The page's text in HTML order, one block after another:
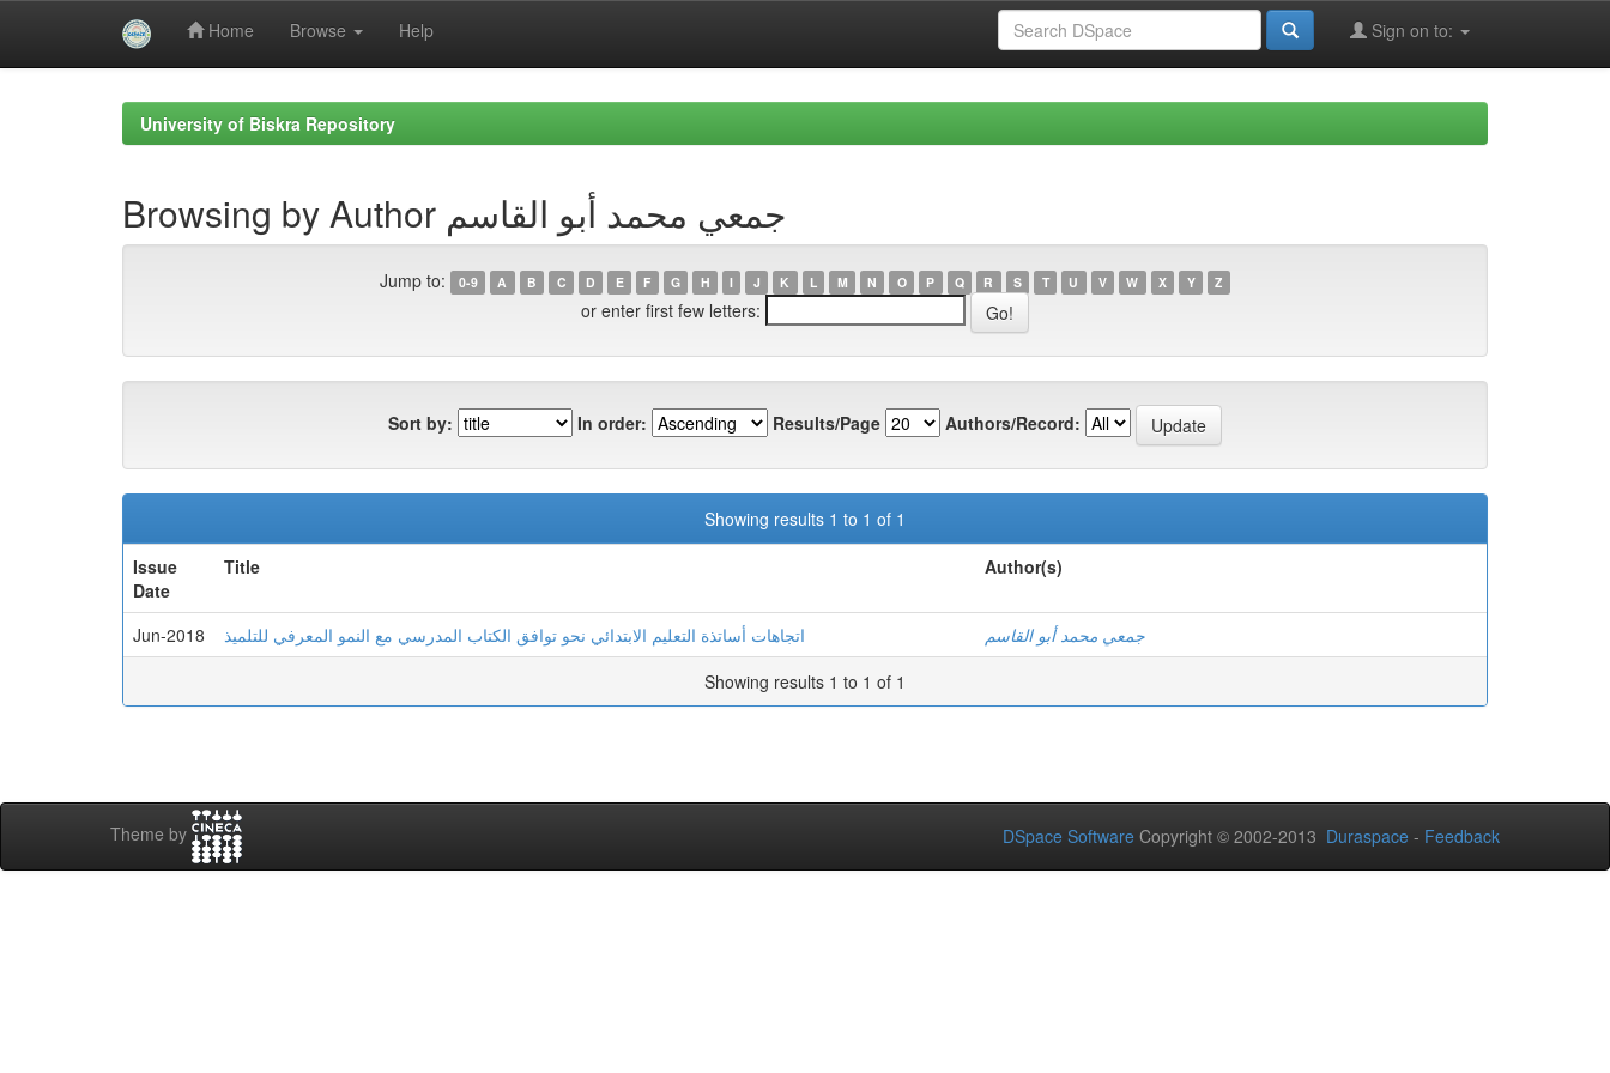
Home Browse Help Sign on to:
University of Biskra Repository
Browsing by Author جمعي محمد أبو القاسم
Jump to: 0-9 A B C D E F G H I J K L M N O P Q R S T U V W X Y Z
or enter first few letters:
Sort by: In order: Results/Page Authors/Record:
Showing results 1 to 1 of 1
Issue
Date
Title Author(s)
Jun-2018 اتجاهات أساتذة التعليم الابتدائي نحو توافق الكتاب المدرسي مع النمو المعرفي للتلميذ
جمعي محمد أبو القاسم
Showing results 1 to 1 of 1
Theme by DSpace Software Copyright © 2002-2013 Duraspace - Feedback